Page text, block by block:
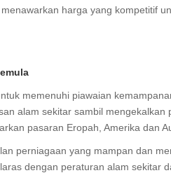
harga yang kompetitif
memenuhi piawaian
alam sekitar sambil
pasaran Eropah, Amerika dan
perniagaan yang mampan dan
dengan peraturan alam sekitar